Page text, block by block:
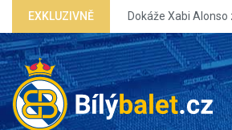
EXKLUZIVNĚ Dokáže Xabi